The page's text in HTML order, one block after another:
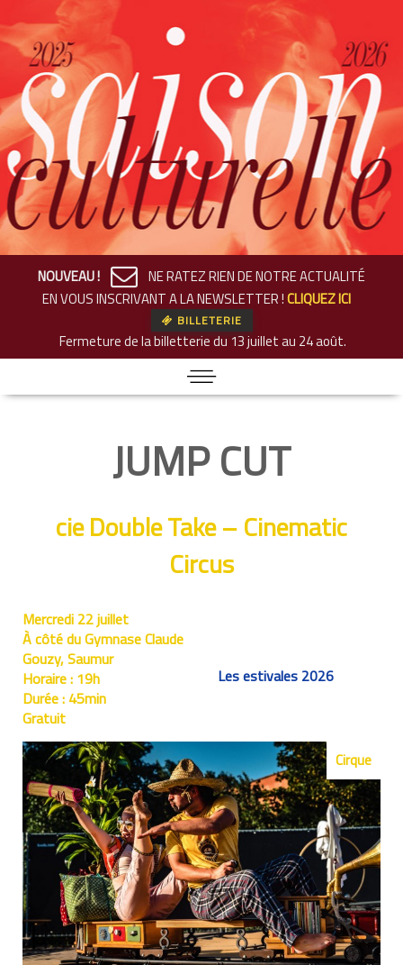
NOUVEAU !
NE RATEZ RIEN DE NOTRE ACTUALITÉ
EN VOUS INSCRIVANT A LA NEWSLETTER !CLIQUEZ ICI
BILLETERIE
Fermeture de la billetteriedu 13 juillet au 24 août.
JUMP CUT
cie Double Take – Cinematic
Circus
Mercredi 22 juillet
À côté du Gymnase Claude
Gouzy, Saumur
Horaire : 19h
Durée : 45min
Gratuit
Les estivales 2026
Cirque